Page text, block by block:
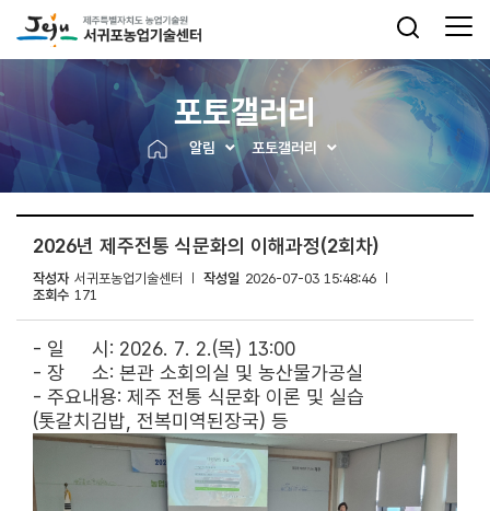
포토갤러리
알림 포토갤러리
2026년 제주전통 식문화의 이해과정(2회차)
작성자 서귀포농업기술센터 작성일 2026-07-03 15:48:46
조회수 171
- 일 시: 2026. 7. 2.(목) 13:00
- 장 소: 본관 소회의실 및 농산물가공실
- 주요내용: 제주 전통 식문화 이론 및 실습
(톳갈치김밥, 전복미역된장국) 등